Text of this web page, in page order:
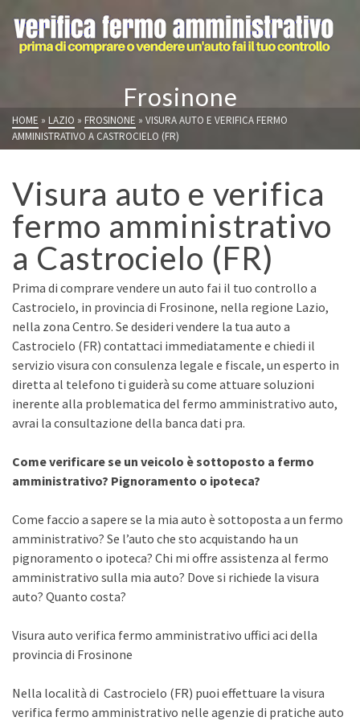
Frosinone
HOME » LAZIO » FROSINONE » VISURA AUTO E VERIFICA FERMO
AMMINISTRATIVO A CASTROCIELO (FR)
Visura auto e verifica
fermo amministrativo
a Castrocielo (FR)
Prima di comprare vendere un auto fai il tuo controllo a
Castrocielo, in provincia di Frosinone, nella regione Lazio,
nella zona Centro. Se desideri vendere la tua auto a
Castrocielo (FR) contattaci immediatamente e chiedi il
servizio visura con consulenza legale e fiscale, un esperto in
diretta al telefono ti guiderà su come attuare soluzioni
inerente alla problematica del fermo amministrativo auto,
avrai la consultazione della banca dati pra.
Come verificare se un veicolo è sottoposto a fermo
amministrativo? Pignoramento o ipoteca?
Come faccio a sapere se la mia auto è sottoposta a un fermo
amministrativo? Se l’auto che sto acquistando ha un
pignoramento o ipoteca? Chi mi offre assistenza al fermo
amministrativo sulla mia auto? Dove si richiede la visura
auto? Quanto costa?
Visura auto verifica fermo amministrativo uffici aci della
provincia di Frosinone
Nella località di Castrocielo (FR) puoi effettuare la visura
verifica fermo amministrativo nelle agenzie di pratiche auto